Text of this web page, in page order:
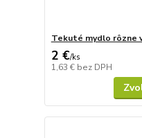
Tekuté mydlo rôzne
2 €/ks
1,63 € bez DPH